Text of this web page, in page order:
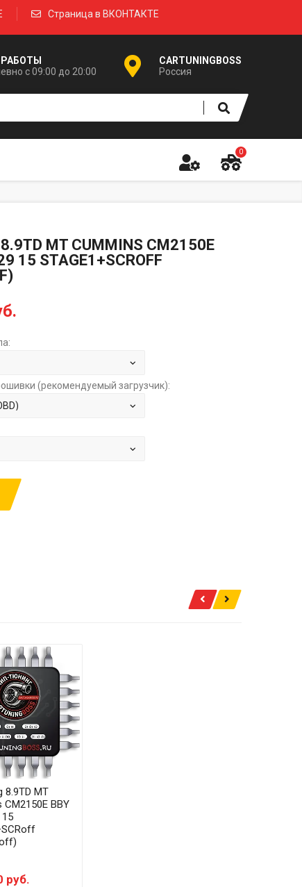
Страница в ВКОНТАКТЕ
с 09:00 до 20:00
CARTUNINGBOSS
Россия
0
8.9TD MT CUMMINS CM2150E
15 STAGE1+SCROFF
(рекомендуемый загрузчик):
8.9TD MT
BBY
15
руб.